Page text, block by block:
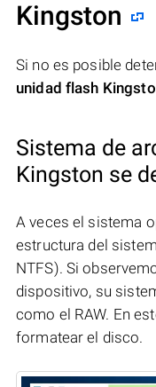
Kingston
Si no es posible
unidad flash
Sistema de
Kingston se
A veces el sistema
estructura del
NTFS). Si
dispositivo, su
como el RAW. En
formatear el disco.